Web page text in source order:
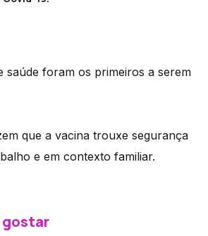
saúde foram os primeiros a serem
que a vacina trouxe segurança
e em contexto familiar.
gostar